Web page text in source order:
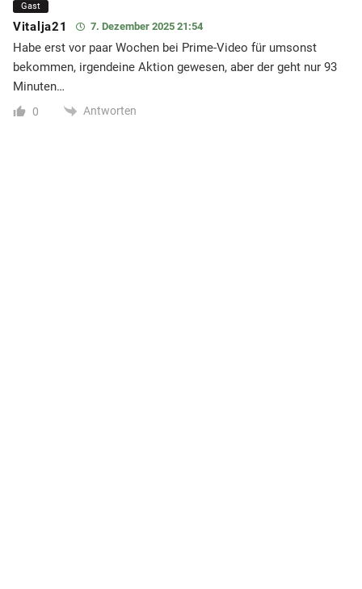
Gast
Vitalja21 7. Dezember 2025 21:54
Habe erst vor paar Wochen bei Prime-Video für umsonst
bekommen, irgendeine Aktion gewesen, aber der geht nur 93
Minuten…
0 Antworten